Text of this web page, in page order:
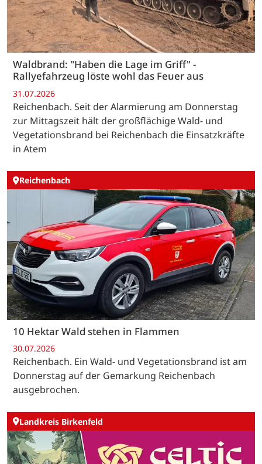
Waldbrand: "Haben die Lage im Griff" -
Rallyefahrzeug löste wohl das Feuer aus
31.07.2026
Reichenbach. Seit der Alarmierung am Donnerstag
zur Mittagszeit hält der großflächige Wald- und
Vegetationsbrand bei Reichenbach die Einsatzkräfte
in Atem
Reichenbach
10 Hektar Wald stehen in Flammen
30.07.2026
Reichenbach. Ein Wald- und Vegetationsbrand ist am
Donnerstag auf der Gemarkung Reichenbach
ausgebrochen.
Landkreis Birkenfeld